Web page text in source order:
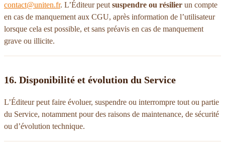
contact@uniten.fr. L’Éditeur peut suspendre ou résilier un compte
en cas de manquement aux CGU, après information de l’utilisateur
lorsque cela est possible, et sans préavis en cas de manquement
grave ou illicite.
16. Disponibilité et évolution du Service
L’Éditeur peut faire évoluer, suspendre ou interrompre tout ou partie
du Service, notamment pour des raisons de maintenance, de sécurité
ou d’évolution technique.